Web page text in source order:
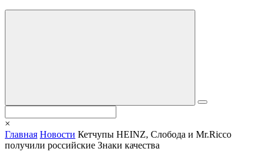
×
Главная Новости Кетчупы HEINZ, Слобода и Mr.Ricco
получили российские Знаки качества